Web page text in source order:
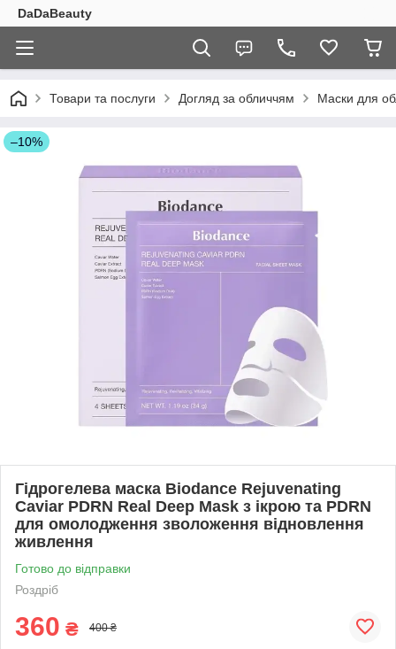
DaDaBeauty
Товари та послуги Догляд за обличчям Маски для
–10%
Гідрогелева маска Biodance Rejuvenating
Caviar PDRN Real Deep Mask з ікрою та PDRN
для омолодження зволоження відновлення
живлення
Готово до відправки
Роздріб
360 ₴ 400 ₴